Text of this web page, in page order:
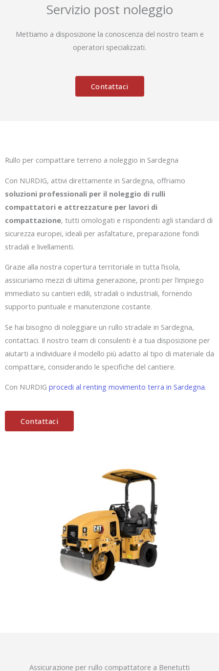
Servizio post noleggio
Mettiamo a disposizione la conoscenza del nostro team e
operatori specializzati.
Contattaci
Rullo per compattare terreno a noleggio in Sardegna
Con NURDIG, attivi direttamente in Sardegna, offriamo
soluzioni professionali per il noleggio di rulli
compattatori e attrezzature per lavori di
compattazione, tutti omologati e rispondenti agli standard di
sicurezza europei, ideali per asfaltature, preparazione fondi
stradali e livellamenti.
Grazie alla nostra copertura territoriale in tutta l’isola,
assicuriamo mezzi di ultima generazione, pronti per l’impiego
immediato su cantieri edili, stradali o industriali, fornendo
supporto puntuale e manutenzione costante.
Se hai bisogno di noleggiare un rullo stradale in Sardegna,
contattaci. Il nostro team di consulenti è a tua disposizione per
aiutarti a individuare il modello più adatto al tipo di materiale da
compattare, considerando le specifiche del cantiere.
Con NURDIG procedi al renting movimento terra in Sardegna.
Contattaci
Assicurazione per rullo compattatore a Benetutti